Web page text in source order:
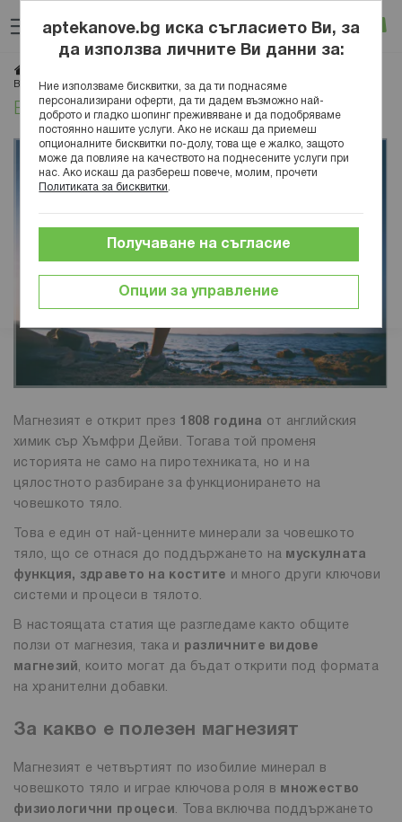
към
съдържанието
Вход
Видове магнезий и как да изберете
Видове магнезий и как да изберете
Магнезият е открит през 1808 година от английския
химик сър Хъмфри Дейви. Тогава той променя
историята не само на пиротехниката, но и на
цялостното разбиране за функционирането на
човешкото тяло.
Това е един от най-ценните минерали за човешкото
тяло, що се отнася до поддържането на мускулната
функция, здравето на костите
и много други ключови
системи и процеси в тялото.
В настоящата статия ще разгледаме както общите
ползи от магнезия, така и
различните видове
магнезий , които могат да бъдат открити под формата
на хранителни добавки.
За какво е полезен магнезият
Магнезият е четвъртият по изобилие минерал в
човешкото тяло и играе ключова роля в
множество
физиологични процеси . Това включва поддържането
aptekanove.bg иска съгласието Ви, за
да използва личните Ви данни за:
Ние използваме бисквитки, за да ти поднасяме
персонализирани оферти, да ти дадем възможно най-
доброто и гладко шопинг преживяване и да подобряваме
постоянно нашите услуги. Ако не искаш да приемеш
опционалните бисквитки по-долу, това ще е жалко, защото
може да повлияе на качеството на поднесените услуги при
нас. Ако искаш да разбереш повече, молим, прочети
Политиката за бисквитки
Опции за управление
Получаване на съгласие